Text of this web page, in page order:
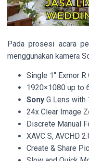
Pada prosesi acara
menggunakan kamera
Single 1″ Exmor R
1920×1080 up to
Sony G Lens with
24x Clear Image
Discrete Manual
XAVC S, AVCHD
Create & Share